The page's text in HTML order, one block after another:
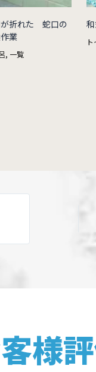
折れた 蛇口の
業
, 一覧
様